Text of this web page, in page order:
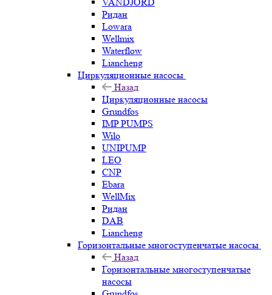
Ридан
Lowara
Wellmix
Waterflow
Liancheng
Циркуляционные насосы
Назад
Циркуляционные насосы
Grundfos
IMP PUMPS
Wilo
UNIPUMP
LEO
CNP
Ebara
WellMix
Ридан
DAB
Liancheng
Горизонтальные многоступенчатые насосы
Назад
Горизонтальные многоступенчатые
насосы